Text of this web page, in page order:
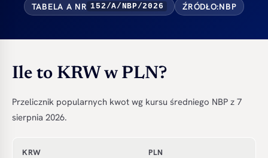
TABELA A NR 152/A/NBP/2026 ŹRÓDŁO:NBP
Ile to KRW w PLN?
Przelicznik popularnych kwot wg kursu średniego NBP z 7
sierpnia 2026.
KRW PLN